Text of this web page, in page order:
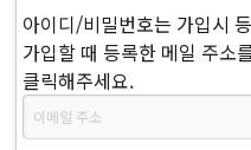
아이디/비밀번호는 가입시
가입할 때 등록한 메일 주
클릭해주세요.